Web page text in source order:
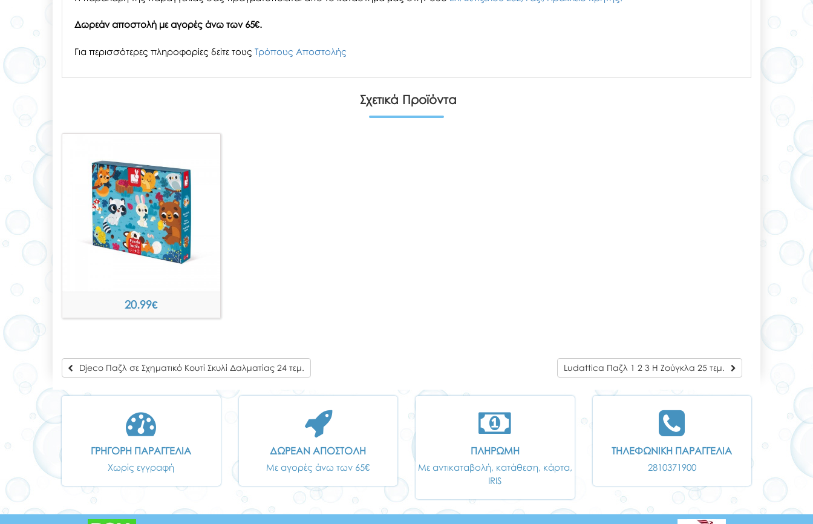
Δωρεάν αποστολή με αγορές άνω των 65€.
Για περισσότερες πληροφορίες δείτε τους Τρόπους Αποστολής
Σχετικά Προϊόντα
20.99€
Djeco Παζλ σε Σχηματικό Κουτί Σκυλί Δαλματίας 24 τεμ. Ludattica Παζλ 1 2 3 Η Ζούγκλα 25 τεμ.
ΓΡΗΓΟΡΗ ΠΑΡΑΓΓΕΛΙΑ
Χωρίς εγγραφή
ΔΩΡΕΑΝ ΑΠΟΣΤΟΛΗ
Με αγορές άνω των 65€
ΠΛΗΡΩΜΗ
Με αντικαταβολή, κατάθεση, κάρτα,
IRIS
ΤΗΛΕΦΩΝΙΚΗ ΠΑΡΑΓΓΕΛΙΑ
2810371900